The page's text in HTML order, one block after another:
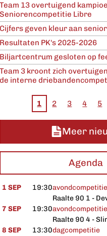
Team 13 overtuigend
Seniorencompetitie Libre
Cijfers geven kleur aan
Resultaten PK's 2025-2026
Biljartcentrum gesloten op
Team 3 kroont zich
de interne
1 2 3 4 5
Meer
Agenda
1 SEP 19:30avondcompetitie
Raalte 90 1 -
7 SEP
19:30avondcompetitie
Raalte 90 4 -
8 SEP
13:30dagcompetitie